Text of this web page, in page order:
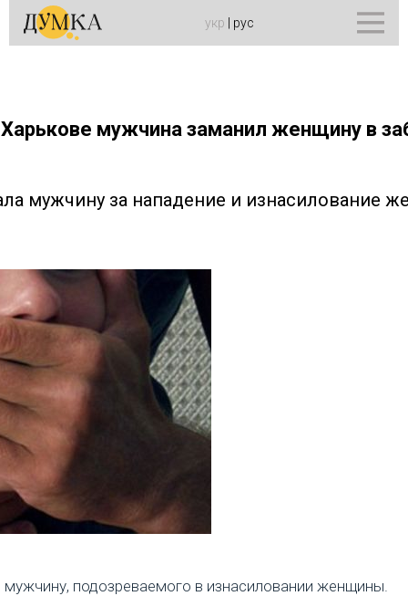
укр рус
мужчина заманил женщину в
мужчину за нападение и изнасилование
подозреваемого в изнасиловании женщины.